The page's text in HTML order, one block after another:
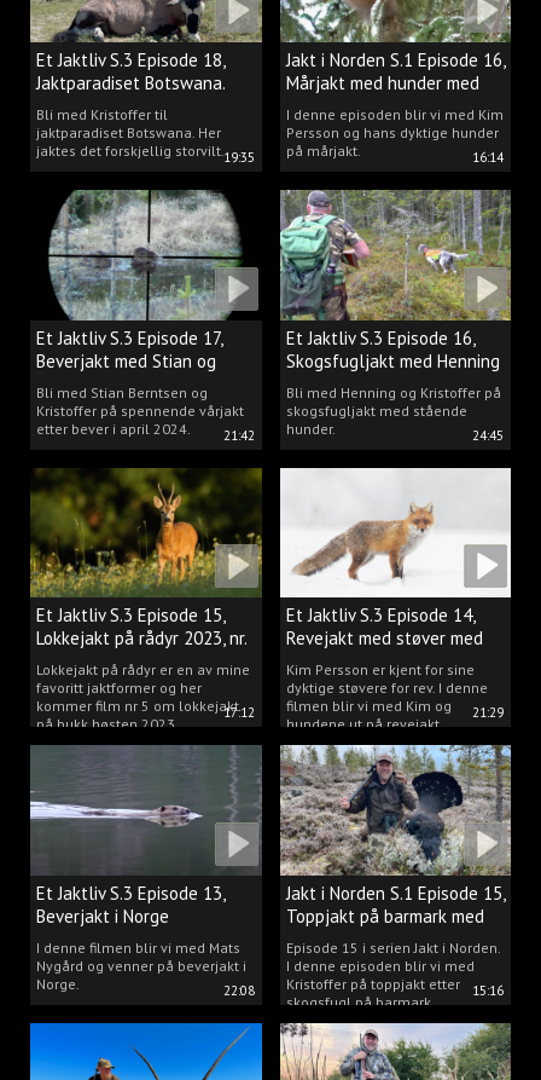
19:35
Et Jaktliv S.3 Episode 18,
Jaktparadiset Botswana.
Bli med Kristoffer til
jaktparadiset Botswana. Her
jaktes det forskjellig storvilt.
16:14
Jakt i Norden S.1 Episode 16,
Mårjakt med hunder med
Kim Persson
I denne episoden blir vi med Kim
Persson og hans dyktige hunder
på mårjakt.
21:42
Et Jaktliv S.3 Episode 17,
Beverjakt med Stian og
Kristoffer
Bli med Stian Berntsen og
Kristoffer på spennende vårjakt
etter bever i april 2024.
24:45
Et Jaktliv S.3 Episode 16,
Skogsfugljakt med Henning
Mathisen
Bli med Henning og Kristoffer på
skogsfugljakt med stående
hunder.
17:12
Et Jaktliv S.3 Episode 15,
Lokkejakt på rådyr 2023, nr.
5Lokkejakt på rådyr er en av mine
favoritt jaktformer og her
kommer film nr 5 om lokkejakt
på bukk høsten 2023.
21:29
Et Jaktliv S.3 Episode 14,
Revejakt med støver med
Kim Persson
Kim Persson er kjent for sine
dyktige støvere for rev. I denne
filmen blir vi med Kim og
hundene ut på revejakt.
22:08
Et Jaktliv S.3 Episode 13,
Beverjakt i Norge
I denne filmen blir vi med Mats
Nygård og venner på beverjakt i
Norge.
15:16
Jakt i Norden S.1 Episode 15,
Toppjakt på barmark med
Kristoffer Clausen
Episode 15 i serien Jakt i Norden.
I denne episoden blir vi med
Kristoffer på toppjakt etter
skogsfugl på barmark.